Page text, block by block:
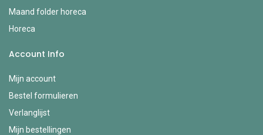
Maand folder horeca
Horeca
Account Info
Mijn account
Bestel formulieren
Verlanglijst
Mijn bestellingen